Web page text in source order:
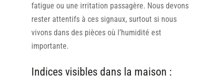
fatigue ou une irritation passagère. Nous devons
rester attentifs à ces signaux, surtout si nous
vivons dans des pièces où l’humidité est
importante.
Indices visibles dans la maison :